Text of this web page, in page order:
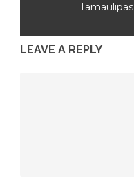
LEAVE A REPLY